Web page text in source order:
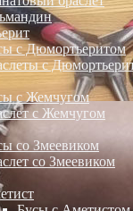
с Дюмортьеритом
с
с Жемчугом
с Жемчугом
со Змеевиком
со Змеевиком